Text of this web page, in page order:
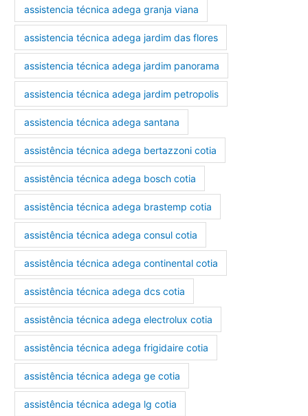
assistencia técnica adega granja viana
assistencia técnica adega jardim das flores
assistencia técnica adega jardim panorama
assistencia técnica adega jardim petropolis
assistencia técnica adega santana
assistência técnica adega bertazzoni cotia
assistência técnica adega bosch cotia
assistência técnica adega brastemp cotia
assistência técnica adega consul cotia
assistência técnica adega continental cotia
assistência técnica adega dcs cotia
assistência técnica adega electrolux cotia
assistência técnica adega frigidaire cotia
assistência técnica adega ge cotia
assistência técnica adega lg cotia